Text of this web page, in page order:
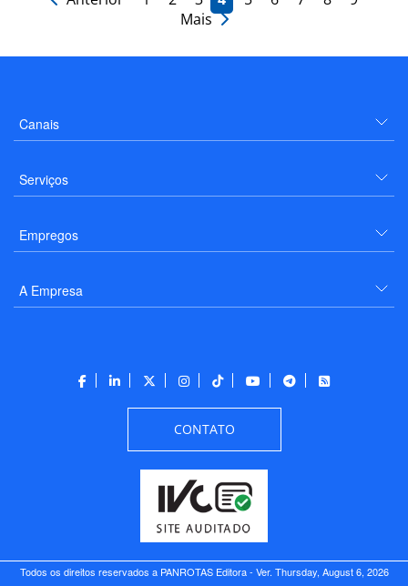
Mais
Canais
Serviços
Empregos
A Empresa
CONTATO
Todos os direitos reservados a PANROTAS Editora - Ver. Thursday, August 6, 2026